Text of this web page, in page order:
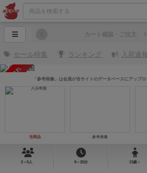
カート確認・ご注文
セール特集 ランキング 入荷速報
売り切れ
当商品 参考画像
「参考画像」は会員が当サイトのデータベースにアップロ
2～5人 8～20分 13歳～